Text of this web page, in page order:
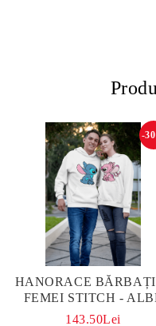
HANORACE
FEMEI STITCH -
-
143.50Lei